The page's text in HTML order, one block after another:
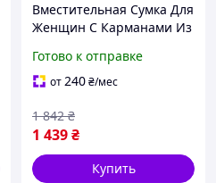
Вместительная Сумка Для
Женщин С Карманами Из
Vintage Коричневая
Денвер Містка Сумка Для
Готово к отправке
от240₴/мес
1 439₴
1 842 ₴
Купить